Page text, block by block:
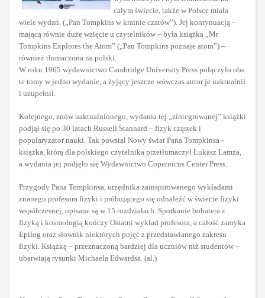
całym świecie, także w Polsce miała
wiele wydań. („Pan Tompkins w krainie czarów”). Jej kontynuacją –
mającą równie duże wzięcie u czytelników – była książka „Mr
Tompkins Explores the Atom” („Pan Tompkins poznaje atom”) –
również tłumaczona na polski.
W roku 1965 wydawnictwo Cambridge University Press połączyło oba
te tomy w jedno wydanie, a żyjący jeszcze wówczas autor je uaktualnił
i uzupełnił.
Kolejnego, znów uaktualnionego, wydania tej „zintegrowanej” książki
podjął się po 30 latach Russell Stannard – fizyk cząstek i
popularyzator nauki. Tak powstał Nowy świat Pana Tompkinsa -
książka, którą dla polskiego czytelnika przetłumaczył Łukasz Lamża,
a wydania jej podjęło się Wydawnictwo Copernicus Center Press.
Przygody Pana Tompkinsa, urzędnika zainspirowanego wykładami
znanego profesora fizyki i próbującego się odnaleźć w świecie fizyki
współczesnej, opisane są w 15 rozdziałach. Spotkanie bohatera z
fizyką i kosmologią kończy Ostatni wykład profesora, a całość zamyka
Epilog oraz słownik niektórych pojęć z przedstawianego zakresu
fizyki. Książkę – przeznaczoną bardziej dla uczniów niż studentów –
ubarwiają rysunki Michaela Edwardsa. (al.)